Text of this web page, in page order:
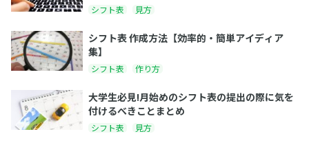
シフト表 見方
シフト表 作成方法【効率的・簡単アイディア
集】
シフト表 作り方
大学生必見!月始めのシフト表の提出の際に気を
付けるべきことまとめ
シフト表 見方